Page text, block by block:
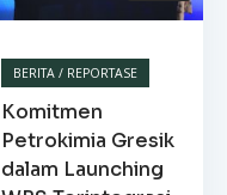
BERITA / REPORTASE
Komitmen
Petrokimia Gresik
dalam Launching